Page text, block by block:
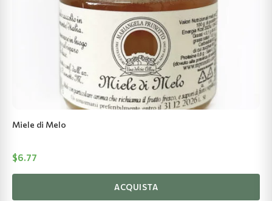
Miele di Melo
$6.77
ACQUISTA